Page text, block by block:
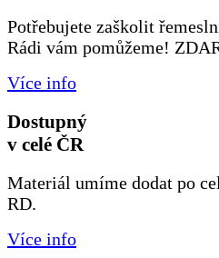
Potřebujete zaškolit
Rádi vám pomůžeme!
Více info
Dostupný
v celé ČR
Materiál umíme dodat po
RD.
Více info